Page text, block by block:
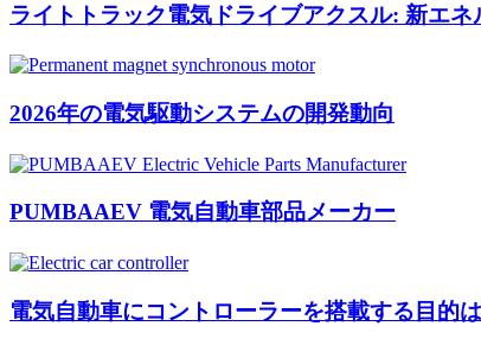
ライトトラック電気ドライブアクスル: 新エ
2026年の電気駆動システムの開発動向
PUMBAAEV 電気自動車部品メーカー
電気自動車にコントローラーを搭載する目的